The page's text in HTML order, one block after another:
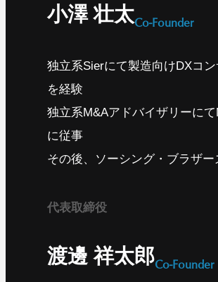
小澤 壮太Co-Founder
独立系Sierにて製造向けDXコ
を経験
独立系M&Aアドバイザリーに
に従事
その後、ソーシング・ブラザー
代表取締役
渡邊 祥太郎Co-Founder